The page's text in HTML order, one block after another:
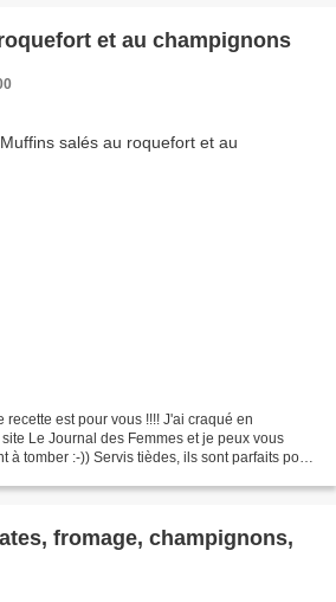
et au champignons
recette est pour vous !!!! J'ai craqué en
Le Journal des Femmes et je peux vous
à tomber :-)) Servis tièdes, ils sont parfaits pour
fromage, champignons,